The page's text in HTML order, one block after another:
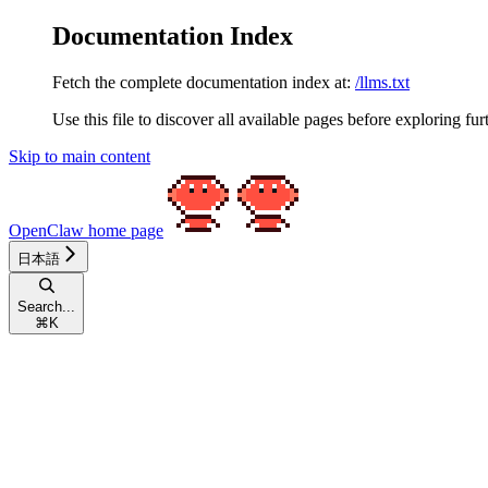
Documentation Index
Fetch the complete documentation index at: /llms.txt
Use this file to discover all available pages before exploring
Skip to main content
OpenClaw home page
日本語
Search...
⌘ K